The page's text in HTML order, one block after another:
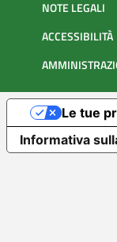
NOTE LEGALI
ACCESSIBILITÀ
Informativa
Le tue